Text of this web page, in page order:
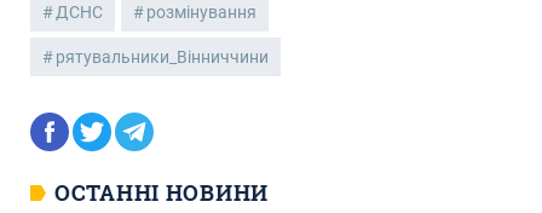
ДСНС розмінування
рятувальники_Вінниччини
ОСТАННІ НОВИНИ